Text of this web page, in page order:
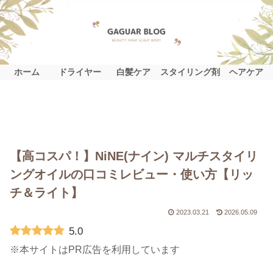
ホーム ドライヤー 白髪ケア スタイリング剤 ヘアケア
【高コスパ！】NiNE(ナイン) マルチスタイリ
ングオイルの口コミレビュー・使い方【リッ
チ＆ライト】
2023.03.21 2026.05.09
5.0
※本サイトはPR広告を利用しています